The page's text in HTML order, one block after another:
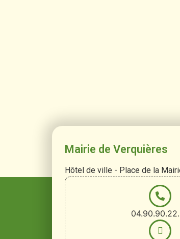
Mairie de Verquières
Hôtel de ville - Place de la